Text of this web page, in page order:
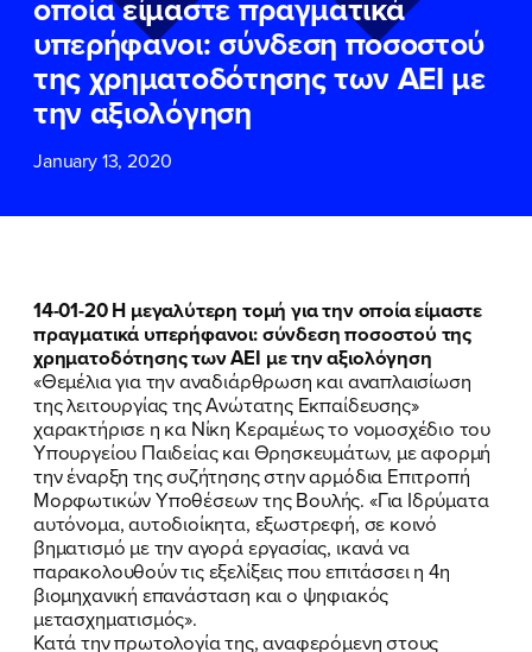
υπερήφανοι: σύνδεση ποσοστού
της χρηματοδότησης των ΑΕΙ με
την αξιολόγηση
January 13, 2020
14-01-20 Η μεγαλύτερη τομή για την οποία είμαστε
πραγματικά υπερήφανοι: σύνδεση ποσοστού της
χρηματοδότησης των ΑΕΙ με την αξιολόγηση
«Θεμέλια για την αναδιάρθρωση και αναπλαισίωση
της λειτουργίας της Ανώτατης Εκπαίδευσης»
χαρακτήρισε η κα Νίκη Κεραμέως το νομοσχέδιο του
Υπουργείου Παιδείας και Θρησκευμάτων, με αφορμή
την έναρξη της συζήτησης στην αρμόδια Επιτροπή
Μορφωτικών Υποθέσεων της Βουλής. «Για Ιδρύματα
αυτόνομα, αυτοδιοίκητα, εξωστρεφή, σε κοινό
βηματισμό με την αγορά εργασίας, ικανά να
παρακολουθούν τις εξελίξεις που επιτάσσει η 4η
βιομηχανική επανάσταση και ο ψηφιακός
μετασχηματισμός».
Κατά την πρωτολογία της, αναφερόμενη στους
ΕΠΙΘΕΤΟ*
ΤΗΛΕΦΩΝΟ*
EMAIL
Δεδομένων
και τους τους
Όρους
Χρήσηςτου δικτυακού τόπου του
Πολιτικού Γραφείου της Βουλευτού
Νίκης Κεραμέως
ΥΠΟΒΟΛΗ
ΕΠΙΘΕΤΟ*
ΤΗΛΕΦΩΝΟ
EMAIL
Δεδομένων
και τους τους
Όρους
Χρήσηςτου δικτυακού τόπου του
Πολιτικού Γραφείου της Βουλευτού
Νίκης Κεραμέως
ΥΠΟΒΟΛΗ